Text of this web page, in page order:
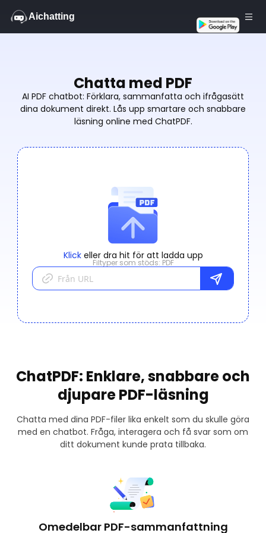
Aichatting
Gratis
Chatta med PDF
AI PDF chatbot: Förklara, sammanfatta och ifrågasätt
dina dokument direkt. Lås upp smartare och snabbare
läsning online med ChatPDF.
Klick eller dra hit för att ladda upp
Filtyper som stöds: PDF
ChatPDF: Enklare, snabbare och
djupare PDF-läsning
Chatta med dina PDF-filer lika enkelt som du skulle göra
med en chatbot. Fråga, interagera och få svar som om
ditt dokument kunde prata tillbaka.
Omedelbar PDF-sammanfattning